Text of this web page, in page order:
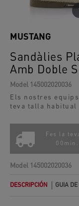
Sandàlies
Amb Doble
MUSTANG
Model 145002020036
Els nostres
teva talla habitual
Fes la
Model 145002020036
DESCRIPCIÓN GUIA